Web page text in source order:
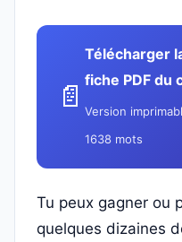
📄
Télécharger
fiche PDF du
Version
1638 mots
Tu peux gagner ou
quelques dizaines